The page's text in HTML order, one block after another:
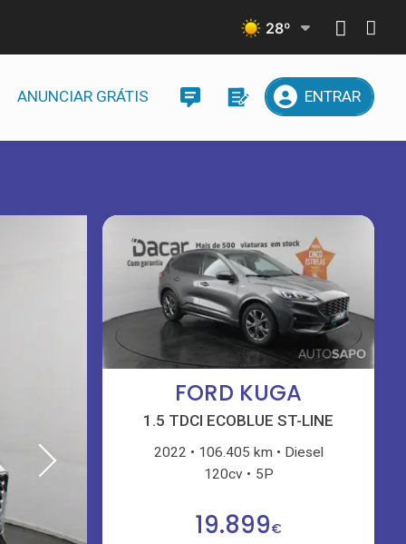
28º
ANUNCIAR GRÁTIS ENTRAR
FORD KUGA
1.5 TDCI ECOBLUE ST-LINE
2022 106.405 km
Diesel
120cv
5P
19.899€